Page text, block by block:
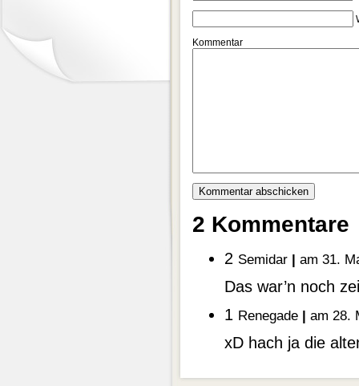
Kommentar
2 Kommentare
2 Semidar | am 31.
Das war’n noch
1 Renegade | am 28.
xD hach ja die